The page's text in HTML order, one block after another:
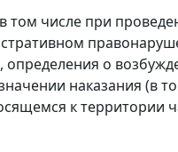
числе при
о
наказания (в
к территории